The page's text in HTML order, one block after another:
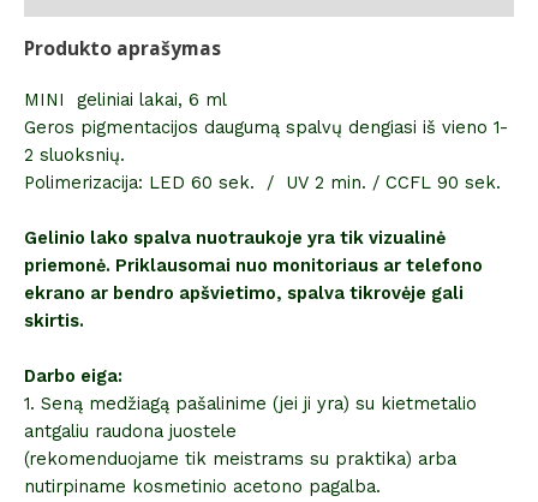
Produkto aprašymas
MINI geliniai lakai, 6 ml
Geros pigmentacijos daugumą spalvų dengiasi iš vieno 1-
2 sluoksnių.
Polimerizacija: LED 60 sek. / UV 2 min. / CCFL 90 sek.
Gelinio lako spalva nuotraukoje yra tik vizualinė
priemonė. Priklausomai nuo monitoriaus ar telefono
ekrano ar bendro apšvietimo, spalva tikrovėje gali
skirtis.
Darbo eiga:
1. Seną medžiagą pašalinime (jei ji yra) su kietmetalio
antgaliu raudona juostele
(rekomenduojame tik meistrams su praktika) arba
nutirpiname kosmetinio acetono pagalba.